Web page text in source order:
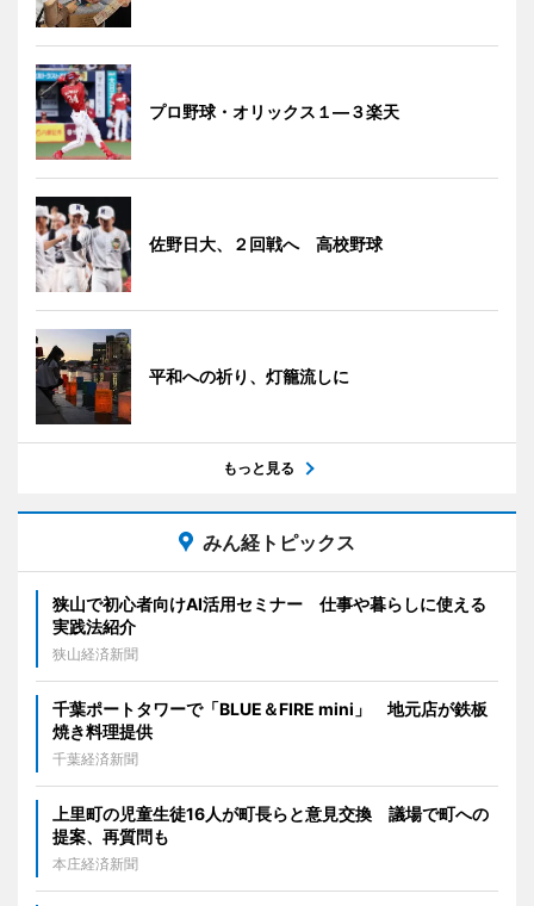
プロ野球・オリックス１―３楽天
佐野日大、２回戦へ 高校野球
平和への祈り、灯籠流しに
もっと見る
みん経トピックス
狭山で初心者向けAI活用セミナー 仕事や暮らしに使える
実践法紹介
狭山経済新聞
千葉ポートタワーで「BLUE＆FIRE mini」 地元店が鉄板
焼き料理提供
千葉経済新聞
上里町の児童生徒16人が町長らと意見交換 議場で町への
提案、再質問も
本庄経済新聞